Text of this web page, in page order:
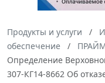
Продукты и услуги
обеспечение
Определение
307-КГ14-8662 Об